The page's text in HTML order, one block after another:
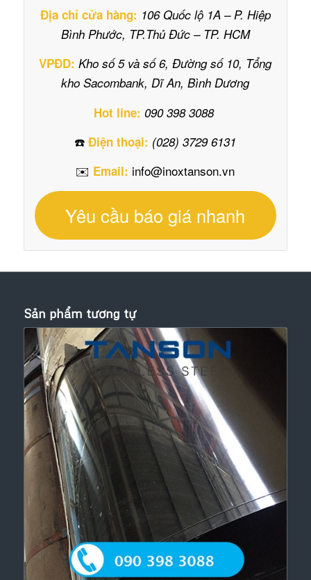
Địa chỉ cửa hàng: 106 Quốc lộ 1A – P. Hiệp
Bình Phước, TP.Thủ Đức – TP. HCM
VPĐD: Kho số 5 và số 6, Đường số 10, Tổng
kho Sacombank, Dĩ An, Bình Dương
Hot line: 090 398 3088
☎️Điện thoại: (028) 3729 6131
✉️ Email: info@inoxtanson.vn
Yêu cầu báo giá nhanh
Sản phẩm tương tự